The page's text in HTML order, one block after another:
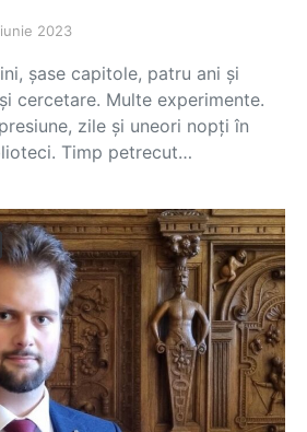
2023
șase capitole, patru ani și
cercetare. Multe experimente.
zile și uneori nopți în
Timp petrecut…